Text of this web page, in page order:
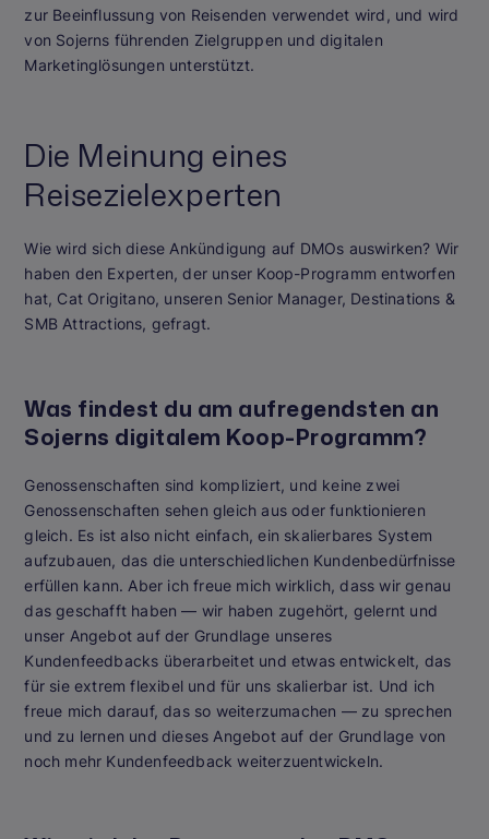
zur Beeinflussung von Reisenden verwendet wird, und wird
von Sojerns führenden Zielgruppen und digitalen
Marketinglösungen unterstützt.
Die Meinung eines
Reisezielexperten
Wie wird sich diese Ankündigung auf DMOs auswirken? Wir
haben den Experten, der unser Koop-Programm entworfen
hat, Cat Origitano, unseren Senior Manager, Destinations &
SMB Attractions, gefragt.
Was findest du am aufregendsten an
Sojerns digitalem Koop-Programm?
Genossenschaften sind kompliziert, und keine zwei
Genossenschaften sehen gleich aus oder funktionieren
gleich. Es ist also nicht einfach, ein skalierbares System
aufzubauen, das die unterschiedlichen Kundenbedürfnisse
erfüllen kann. Aber ich freue mich wirklich, dass wir genau
das geschafft haben — wir haben zugehört, gelernt und
unser Angebot auf der Grundlage unseres
Kundenfeedbacks überarbeitet und etwas entwickelt, das
für sie extrem flexibel und für uns skalierbar ist. Und ich
freue mich darauf, das so weiterzumachen — zu sprechen
und zu lernen und dieses Angebot auf der Grundlage von
noch mehr Kundenfeedback weiterzuentwickeln.